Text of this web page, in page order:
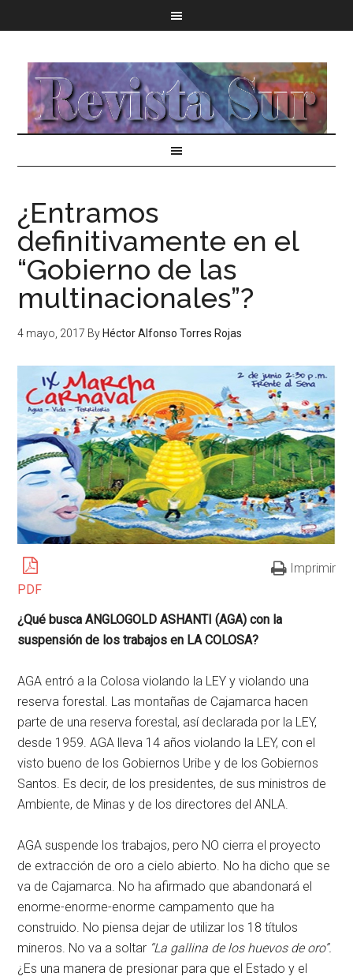
¿Entramos
definitivamente en el
“Gobierno de las
multinacionales”?
4 mayo, 2017 By Héctor Alfonso Torres Rojas
PDF
Imprimir
¿Qué busca ANGLOGOLD ASHANTI (AGA) con la
suspensión de los trabajos en LA COLOSA?
AGA entró a la Colosa violando la LEY y violando una
reserva forestal. Las montañas de Cajamarca hacen
parte de una reserva forestal, así declarada por la LEY,
desde 1959. AGA lleva 14 años violando la LEY, con el
visto bueno de los Gobiernos Uribe y de los Gobiernos
Santos. Es decir, de los presidentes, de sus ministros de
Ambiente, de Minas y de los directores del ANLA.
AGA suspende los trabajos, pero NO cierra el proyecto
de extracción de oro a cielo abierto. No ha dicho que se
va de Cajamarca. No ha afirmado que abandonará el
enorme-enorme-enorme campamento que ha
construido. No piensa dejar de utilizar los 18 títulos
mineros. No va a soltar “La gallina de los huevos de oro”.
¿Es una manera de presionar para que el Estado y el